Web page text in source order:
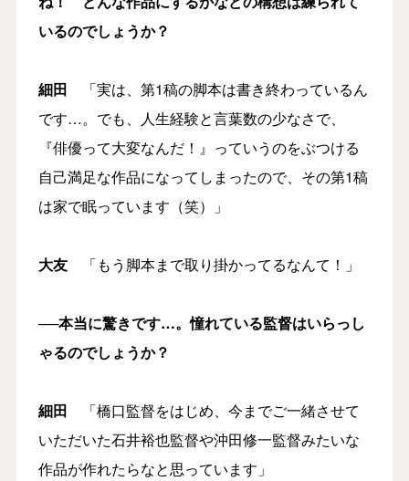
いるのでしょうか？
細田 「実は、第1稿の脚本は書き終わっているん
です…。でも、人生経験と言葉数の少なさで、
『俳優って大変なんだ！』っていうのをぶつける
自己満足な作品になってしまったので、その第1稿
は家で眠っています（笑）」
大友「もう脚本まで取り掛かってるなんて！」
──本当に驚きです…。憧れている監督はいらっし
ゃるのでしょうか？
細田 「橋口監督をはじめ、今までご一緒させて
いただいた石井裕也監督や沖田修一監督みたいな
作品が作れたらなと思っています」